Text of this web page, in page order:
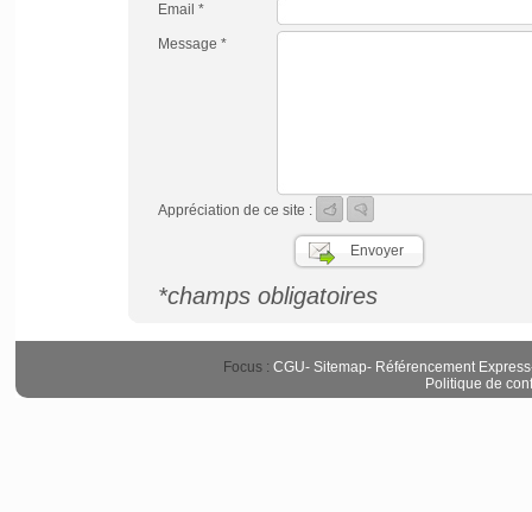
Email *
Message *
Appréciation de ce site :
*champs obligatoires
Focus : CGU- Sitemap- Référencement Express
Politique de